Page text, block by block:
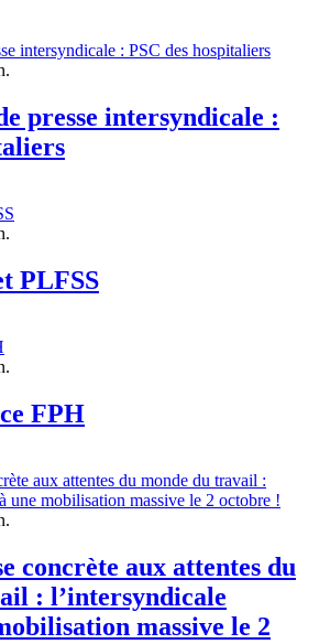
presse intersyndicale :
PLFSS
FPH
concrète aux attentes du
: l’intersyndicale
massive le 2